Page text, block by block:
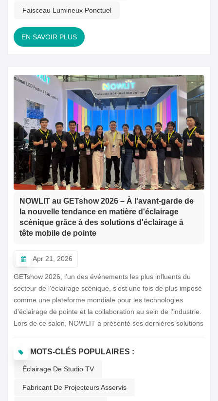
Faisceau Lumineux Ponctuel
EN SAVOIR PLUS
NOWLIT au GETshow 2026 – À l'avant-garde de
la nouvelle tendance en matière d'éclairage
scénique grâce à des solutions d'éclairage à
tête mobile de pointe
Apr 21, 2026
GETshow 2026, l'un des événements les plus influents du
secteur de l'éclairage scénique, s'est une fois de plus imposé
comme une plateforme mondiale pour les technologies
d'éclairage de pointe et la collaboration au sein de l'industrie.
Lors de ce salon, NOWLIT a présenté ses dernières solutions
auprès des experts du secteur, des distributeurs et des
partenaires internationaux.Tout au long de l'événement, le
stand NOWLIT est resté très actif, des professionnels du
applications, l'innovation et les tendances futures en matière
MOTS-CLÉS POPULAIRES :
Éclairage De Studio TV
Fabricant De Projecteurs Asservis